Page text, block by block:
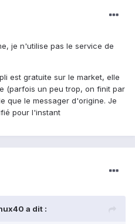
je n'utilise pas le service de
est gratuite sur le market, elle
(parfois un peu trop, on finit par
que le messager d'origine. Je
pour l'instant
a dit :